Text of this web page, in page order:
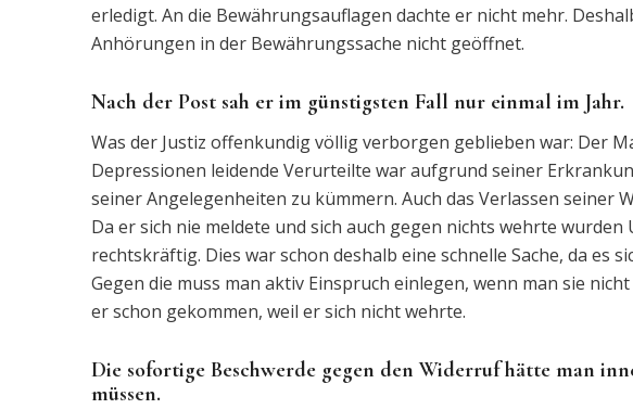
erledigt. An die Bewährungsauflagen dachte er nicht mehr.
Anhörungen in der Bewährungssache nicht geöffnet.
Nach der Post sah er im günstigsten Fall nur einmal im Jahr.
Was der Justiz offenkundig völlig verborgen geblieben war: Der
Depressionen leidende Verurteilte war aufgrund seiner
seiner Angelegenheiten zu kümmern. Auch das Verlassen seiner
Da er sich nie meldete und sich auch gegen nichts wehrte
rechtskräftig. Dies war schon deshalb eine schnelle Sache, da es
Gegen die muss man aktiv Einspruch einlegen, wenn man sie
er schon gekommen, weil er sich nicht wehrte.
Die sofortige Beschwerde gegen den Widerruf hätte man
müssen.